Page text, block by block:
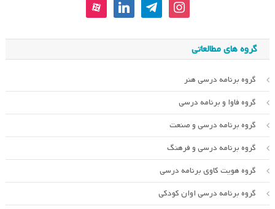
instagram
telegram
linkedin
aparat
گروه های مطالعاتی
گروه برنامه درسی هنر
گروه فاوا و برنامه درسی
گروه برنامه درسی و صنعت
گروه برنامه درسی و فرهنگ
گروه هویت کاوی برنامه درسی
گروه برنامه درسی اوان کودکی